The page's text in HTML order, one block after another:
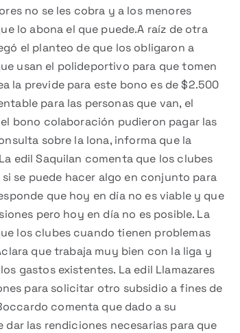
no se les cobra y a los menores
lo abona el que puede.A raíz de otra
el planteo de que los obligaron a
usan el polideportivo para que tomen
la previde para este bono es de $2.500
para las personas que van, el
bono colaboración pudieron pagar las
sobre la lona, informa que la
edil Saquilan comenta que los clubes
se puede hacer algo en conjunto para
que hoy en día no es viable y que
pero hoy en día no es posible. La
los clubes cuando tienen problemas
que trabaja muy bien con la liga y
gastos existentes. La edil Llamazares
para solicitar otro subsidio a fines de
comenta que dado a su
las rendiciones necesarias para que